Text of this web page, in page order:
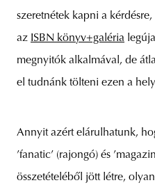
szeretnétek kapni a
az ISBN könyv+galéria
megnyitók alkalmával, de
el tudnánk tölteni ezen a
Annyit azért elárulhatunk,
’fanatic’ (rajongó) és
összetételéből jött létre,